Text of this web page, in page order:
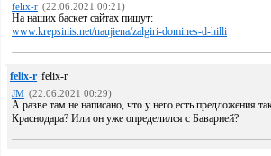
felix-r (22.06.2021 00:21)
На наших баскет сайтах пишут:
www.krepsinis.net/naujiena/zalgiri-domines-d-hilli
felix-r felix-r
JM (22.06.2021 00:29)
А разве там не написано, что у него есть предложения
Краснодара? Или он уже определился с Баварией?